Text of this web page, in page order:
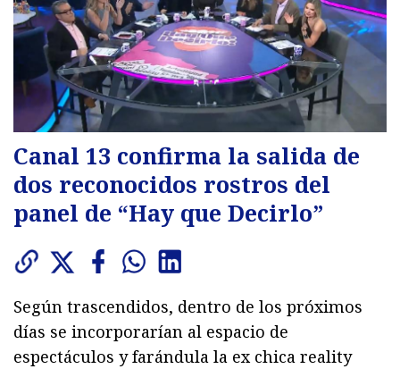
Canal 13 confirma la salida de
dos reconocidos rostros del
panel de “Hay que Decirlo”
Según trascendidos, dentro de los próximos
días se incorporarían al espacio de
espectáculos y farándula la ex chica reality